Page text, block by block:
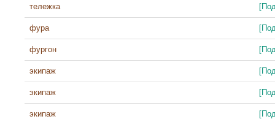
тележка
фура
фургон
экипаж
экипаж
экипаж